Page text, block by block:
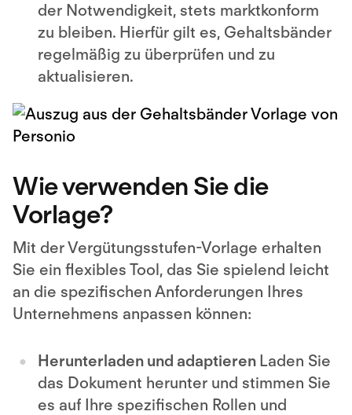
der Notwendigkeit, stets marktkonform
zu bleiben. Hierfür gilt es, Gehaltsbänder
regelmäßig zu überprüfen und zu
aktualisieren.
Wie verwenden Sie die
Vorlage?
Mit der Vergütungsstufen-Vorlage erhalten
Sie ein flexibles Tool, das Sie spielend leicht
an die spezifischen Anforderungen Ihres
Unternehmens anpassen können:
Herunterladen und adaptieren Laden Sie
das Dokument herunter und stimmen Sie
es auf Ihre spezifischen Rollen und